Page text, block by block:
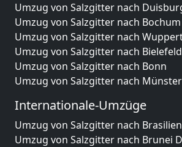
Umzug von Salzgitter nach
Umzug von Salzgitter nach Bochum
Umzug von Salzgitter nach
Umzug von Salzgitter nach Bielefeld
Umzug von Salzgitter nach Bonn
Umzug von Salzgitter nach Münster
Internationale-Umzüge
Umzug von Salzgitter nach Brasilien
Umzug von Salzgitter nach Brunei